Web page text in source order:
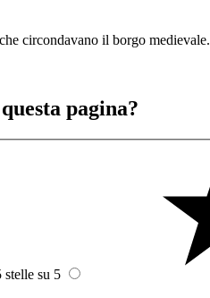
circondavano il borgo medievale.
pagina?
stelle su 5